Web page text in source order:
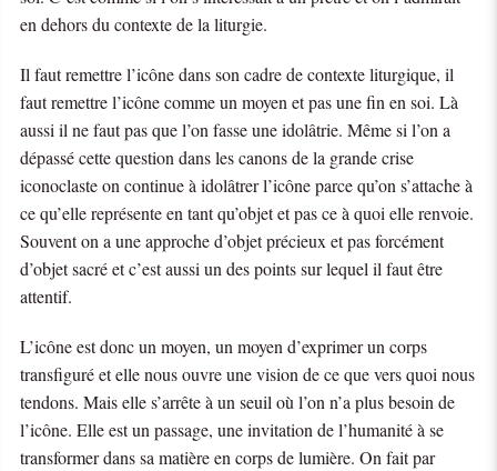
en dehors du contexte de la liturgie.
Il faut remettre l’icône dans son cadre de contexte liturgique, il
faut remettre l’icône comme un moyen et pas une fin en soi. Là
aussi il ne faut pas que l’on fasse une idolâtrie. Même si l’on a
dépassé cette question dans les canons de la grande crise
iconoclaste on continue à idolâtrer l’icône parce qu’on s’attache à
ce qu’elle représente en tant qu’objet et pas ce à quoi elle renvoie.
Souvent on a une approche d’objet précieux et pas forcément
d’objet sacré et c’est aussi un des points sur lequel il faut être
attentif.
L’icône est donc un moyen, un moyen d’exprimer un corps
transfiguré et elle nous ouvre une vision de ce que vers quoi nous
tendons. Mais elle s’arrête à un seuil où l’on n’a plus besoin de
l’icône. Elle est un passage, une invitation de l’humanité à se
transformer dans sa matière en corps de lumière. On fait par